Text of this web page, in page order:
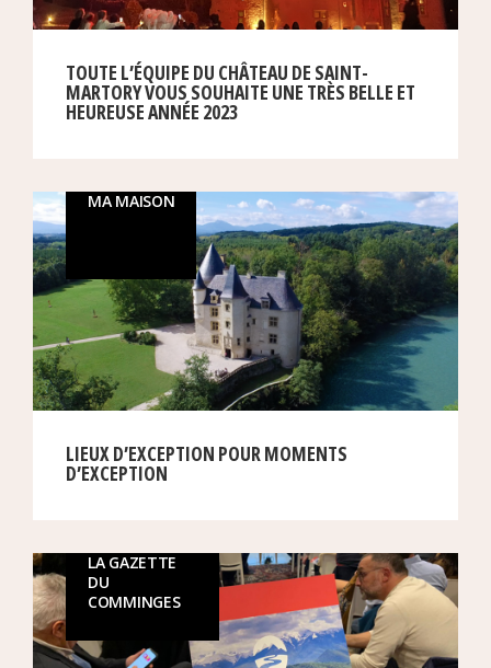
TOUTE L’ÉQUIPE DU CHÂTEAU DE SAINT-
MARTORY VOUS SOUHAITE UNE TRÈS BELLE ET
HEUREUSE ANNÉE 2023
MA MAISON
LIEUX D’EXCEPTION POUR MOMENTS
D’EXCEPTION
LA GAZETTE
DU
COMMINGES